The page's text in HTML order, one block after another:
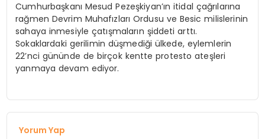
Cumhurbaşkanı Mesud Pezeşkiyan’ın itidal çağrılarına
rağmen Devrim Muhafızları Ordusu ve Besic milislerinin
sahaya inmesiyle çatışmaların şiddeti arttı.
Sokaklardaki gerilimin düşmediği ülkede, eylemlerin
22’nci gününde de birçok kentte protesto ateşleri
yanmaya devam ediyor.
Yorum Yap